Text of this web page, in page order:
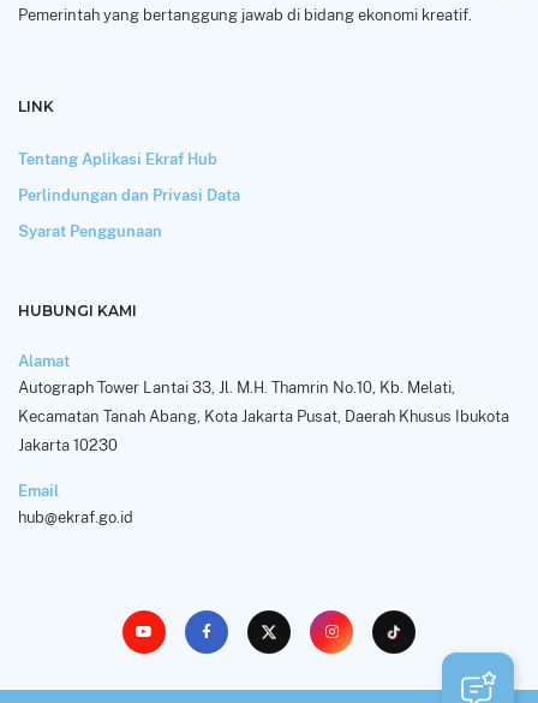
Pemerintah yang bertanggung jawab di bidang ekonomi kreatif.
LINK
Tentang Aplikasi Ekraf Hub
Perlindungan dan Privasi Data
Syarat Penggunaan
HUBUNGI KAMI
Alamat
Autograph Tower Lantai 33, Jl. M.H. Thamrin No.10, Kb. Melati,
Kecamatan Tanah Abang, Kota Jakarta Pusat, Daerah Khusus Ibukota
Jakarta 10230
Email
hub@ekraf.go.id